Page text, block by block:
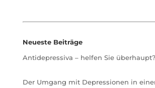
Neueste Beiträge
Antidepressiva – helfen Sie überhaupt?
Der Umgang mit Depressionen in